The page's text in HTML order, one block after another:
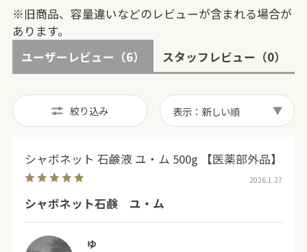
※旧商品、容量違いなどのレビューが含まれる場合が
あります。
ユーザーレビュー （6） スタッフレビュー （0）
絞り込み 表示：新しい順
シャボネット 石鹸液 ユ・ム 500g 【医薬部外品】
2026.1.27
シャボネット石鹸 ユ・ム
ゆ